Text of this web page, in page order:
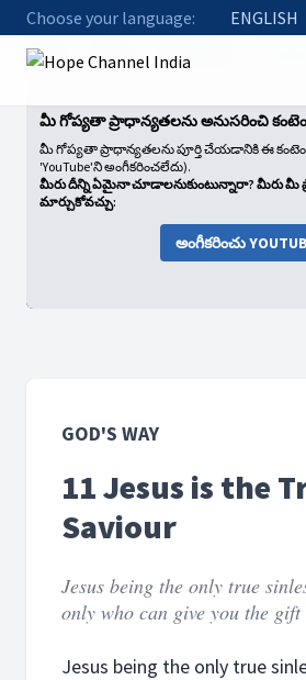
Choose your language: ENGLISH
Home 11
మీ గోప్యతా ప్రాధాన్యతలను అనుసరించి
మీ గోప్యతా ప్రాధాన్యతలను పూర్తి చేయడానికి ఈ
'YouTube'ని అంగీకరించలేదు).
మీరు దీన్ని ఏమైనా చూడాలనుకుంటున్నారా? మీరు మీ
మార్చుకోవచ్చు:
అంగీకరించు
GOD'S WAY
11 Jesus is the
Saviour
Jesus being the only true
only who can give you the
Jesus being the only true